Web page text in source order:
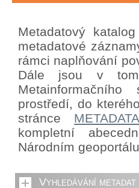
Metadatový
metadatové
rámci naplňování
Dále jsou v
prostředí, do
stránce
kompletní
Národním
Vyhledávání metadat